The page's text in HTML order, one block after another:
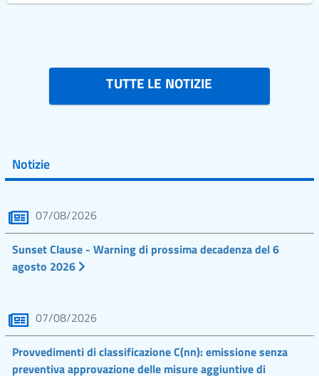
TUTTE LE NOTIZIE
Notizie
07/08/2026
Sunset Clause - Warning di prossima decadenza del 6
agosto 2026
07/08/2026
Provvedimenti di classificazione C(nn): emissione senza
preventiva approvazione delle misure aggiuntive di